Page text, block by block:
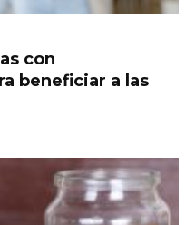
con
beneficiar a las